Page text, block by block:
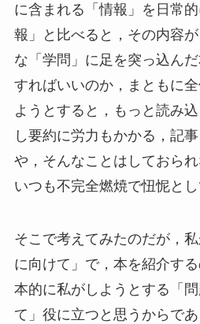
に含まれる「情報」を日常
報」と比べると，その内容
な「学問」に足を突っ込ん
すればいいのか，まともに
ようとすると，もっと読み
し要約に労力もかかる，記
や，そんなことはしておら
いつも不完全燃焼で忸怩とし
そこで考えてみたのだが，
に向けて」で，本を紹介す
本的に私がしようとする「
て」役に立つと思うからで